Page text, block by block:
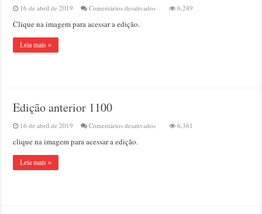
16 de abril de 2019 Comentários desativadosem
6,249
Clique na imagem para acessar a edição.
Leia mais »
Edição anterior 1100
16 de abril de 2019 Comentários desativadosem
6,361
clique na imagem para acessar a edição.
Leia mais »